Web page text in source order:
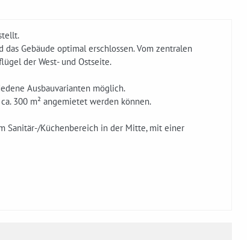
Gebäude optimal erschlossen. Vom zentralen
der West- und Ostseite.
Ausbauvarianten möglich.
300 m² angemietet werden können.
Sanitär-/Küchenbereich in der Mitte, mit einer